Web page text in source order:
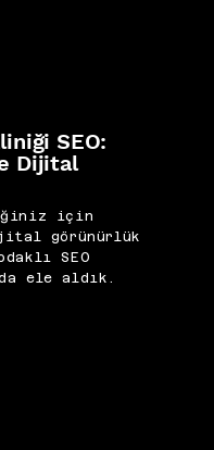
SEO:
Dijital
için
görünürlük
SEO
ele aldık.